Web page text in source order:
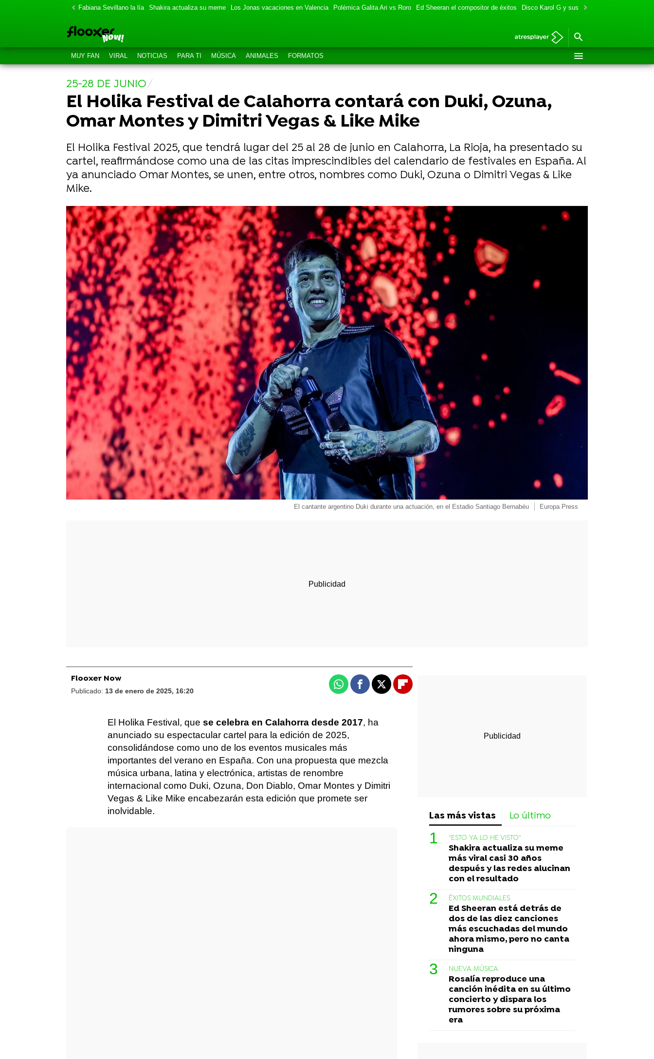
Fabiana Sevillano la lía Shakira actualiza su meme Los Jonas vacaciones en Valencia Polémica Galita Ari vs Roro Ed Sheeran el compositor de éxitos Disco Karol G y sus colaboraciones
MUY FAN VIRAL NOTICIAS PARA TI MÚSICA ANIMALES FORMATOS
25-28 DE JUNIO
El Holika Festival de Calahorra contará con Duki, Ozuna,
Omar Montes y Dimitri Vegas & Like Mike
El Holika Festival 2025, que tendrá lugar del 25 al 28 de junio en Calahorra, La Rioja, ha presentado su
cartel, reafirmándose como una de las citas imprescindibles del calendario de festivales en España. Al
ya anunciado Omar Montes, se unen, entre otros, nombres como Duki, Ozuna o Dimitri Vegas & Like
Mike.
El cantante argentino Duki durante una actuación, en el Estadio Santiago Bernabéu Europa Press
Flooxer Now
Publicado: 13 de enero de 2025, 16:20 WhatsappFacebook
X Flipboard
El Holika Festival, que se celebra en Calahorra desde 2017, ha
anunciado su espectacular cartel para la edición de 2025,
consolidándose como uno de los eventos musicales más
importantes del verano en España. Con una propuesta que mezcla
música urbana, latina y electrónica, artistas de renombre
internacional como Duki, Ozuna, Don Diablo, Omar Montes y Dimitri
Vegas & Like Mike encabezarán esta edición que promete ser
inolvidable.
Las más vistas Lo último
"ESTO YA LO HE VISTO"
Shakira actualiza su meme
más viral casi 30 años
después y las redes alucinan
con el resultado
ÉXITOS MUNDIALES
Ed Sheeran está detrás de
dos de las diez canciones
más escuchadas del mundo
ahora mismo, pero no canta
ninguna
NUEVA MÚSICA
Rosalía reproduce una
canción inédita en su último
concierto y dispara los
rumores sobre su próxima
era